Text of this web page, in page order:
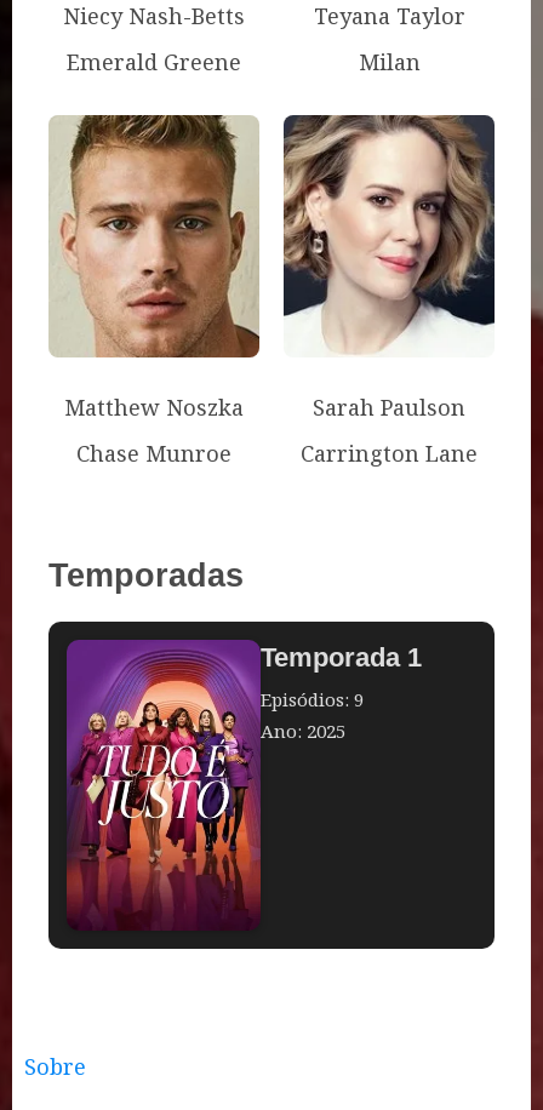
Niecy Nash-Betts
Emerald Greene
Teyana Taylor
Milan
Matthew Noszka
Chase Munroe
Sarah Paulson
Carrington Lane
Temporadas
Temporada 1
Episódios: 9
Ano: 2025
Sobre